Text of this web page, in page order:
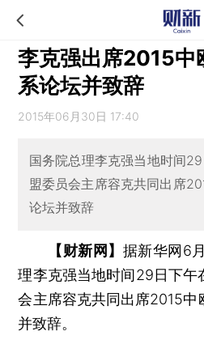
李克强出席2015中
系论坛并致辞
2015年06月30日 17:40
国务院总理李克强当地时间
盟委员会主席容克共同出席
论坛并致辞
【财新网】 据新华网6
理李克强当地时间29日下午
会主席容克共同出席2015中
并致辞。